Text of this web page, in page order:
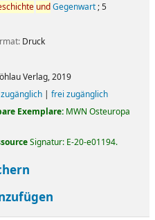
undGegenwart; 5
Druck
Verlag,2019
| frei zugänglich
Exemplare: MWN Osteuropa
Signatur: E-20-e01194.